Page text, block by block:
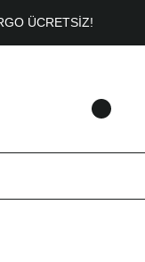
ÜCRETSİZ!